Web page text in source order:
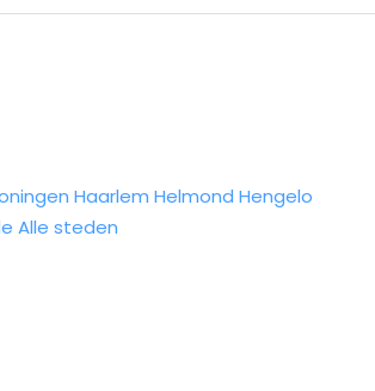
Haarlem Helmond Hengelo
Alle steden